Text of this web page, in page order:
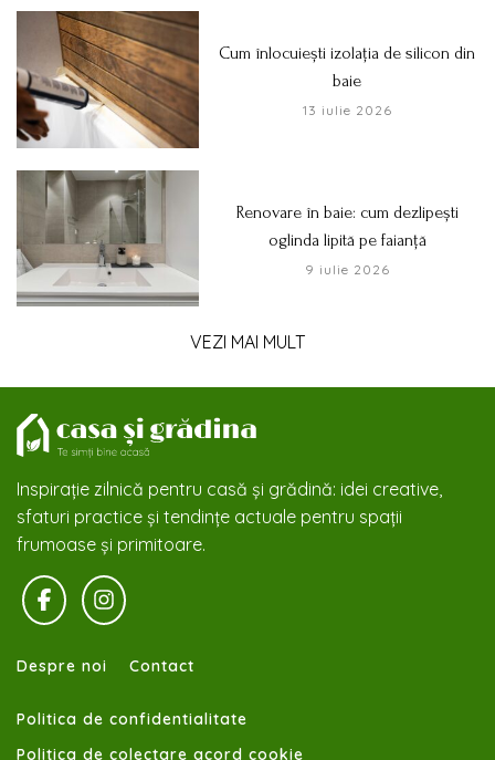
Cum înlocuiești izolația de silicon din
baie
13 iulie 2026
Renovare în baie: cum dezlipești
oglinda lipită pe faianță
9 iulie 2026
VEZI MAI MULT
Inspirație zilnică pentru casă și grădină: idei creative,
sfaturi practice și tendințe actuale pentru spații
frumoase și primitoare.
Despre noi Contact
Politica de confidentialitate
Politica de colectare acord cookie